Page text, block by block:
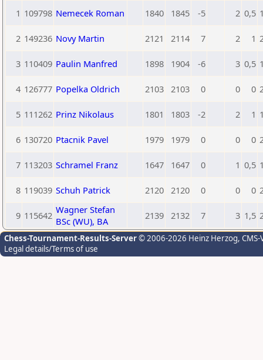
1 109798 Nemecek Roman 1840 1845 -5 2 0,5
2 149236 Novy Martin 2121 2114 7 2 1
3 110409 Paulin Manfred 1898 1904 -6 3 0,5
4 126777 Popelka Oldrich 2103 2103 0 0 0
5 111262 Prinz Nikolaus 1801 1803 -2 2 1
6 130720 Ptacnik Pavel 1979 1979 0 0 0
7 113203 Schramel Franz 1647 1647 0 1 0,5
8 119039 Schuh Patrick 2120 2120 0 0 0
9 115642 Wagner Stefan
BSc (WU), BA
2139 2132 7 3 1,5
Chess-Tournament-Results-Server© 2006-2026 Heinz Herzog,
Legal details/Terms of use